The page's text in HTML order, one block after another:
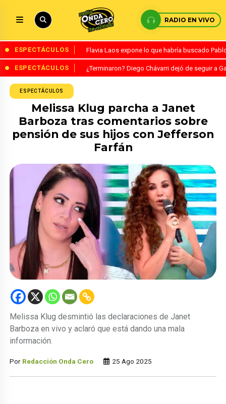
RADIO EN VIVO
ESPECTÁCULOS Flavia Laos expone lo que habría buscado
ESPECTÁCULOS ¿Terminaron? Diego Chávarri dejó de seguir a
ESPECTÁCULOS
Melissa Klug parcha a Janet
Barboza tras comentarios sobre
pensión de sus hijos con Jefferson
Farfán
Melissa Klug desmintió las declaraciones de Janet
Barboza en vivo y aclaró que está dando una mala
información.
Por Redacción Onda Cero 25 Ago 2025